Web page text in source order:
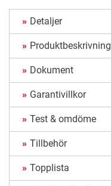
Detaljer
Produktbeskrivning
Dokument
Garantivillkor
Test & omdöme
Tillbehör
Topplista